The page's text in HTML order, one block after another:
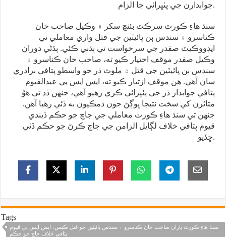
جوابدارن جي پٺڀرائي جا الزام.
سنڌ هاءِ ڪورٽ سرڪٽ بئنچ سکر ۾ وڪيل صاحب خان
ڪناسرو ۽ سندس ٻن ڀائيٽين جي قتل واري معاملي تي
ايڊووڪيٽ صفدر جي سرخواست تي ٻڌني ڪئي. ٻڌڻي دوران
وڪيل صفدر موقف اختيار ڪيو ته، صاحب خان ڪناسرو ۽
سندس ٻن ڀائيٽين جي قتل ۾ ملوث ڌر جو واسطو پتافي برادري
سان آهي. هن موقف ازتيار ڪيو ته، ايس ايس پي عبدالقيوم
پتافي جوابدار ڌر جي پٺڀرائي ڪري رهيو آهي، جنهن ڏڍ تي هوُ
متاثرن کي سخت نتيجا ڀوڳڻ جون ڌمڪيون به ڏئي رهيا آهن.
جنهن تي سنڌ هاءِ ڪورٽ معاملي جي جاچ جو حڪم ڏيندي
قيوم پتافي خلاف لڳايل الزامن جي جاچ ڪرڻ جو حڪم ڏئي
ڇڏيو.
Tags
سنڌ هاءِ ڪورٽ پاران صاحب خان ڪناسرو ۽ سندس ڀائيٽين جو قتل ڪيس، ايس ايس پي قيوم
پتافي خلاف جاچ جو حڪم